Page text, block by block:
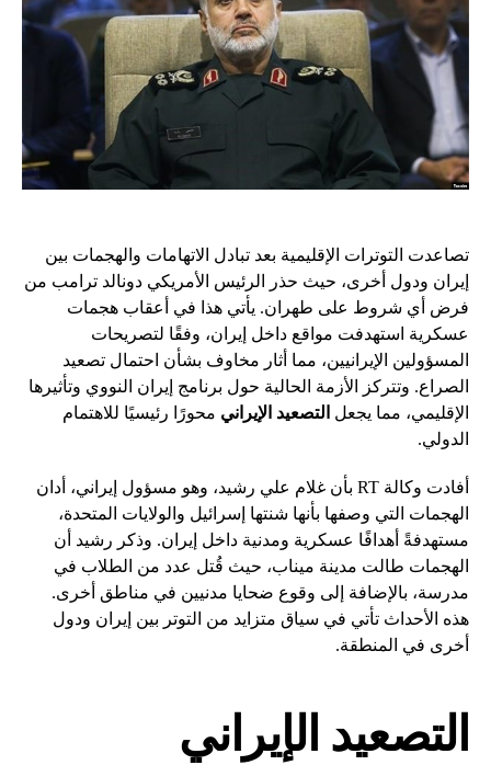
تصاعدت التوترات الإقليمية بعد تبادل الاتهامات والهجمات بين
إيران ودول أخرى، حيث حذر الرئيس الأمريكي دونالد ترامب من
فرض أي شروط على طهران. يأتي هذا في أعقاب هجمات
عسكرية استهدفت مواقع داخل إيران، وفقًا لتصريحات
المسؤولين الإيرانيين، مما أثار مخاوف بشأن احتمال تصعيد
الصراع. وتتركز الأزمة الحالية حول برنامج إيران النووي وتأثيرها
الإقليمي، مما يجعل التصعيد الإيراني محورًا رئيسيًا للاهتمام
الدولي.
أفادت وكالة RT بأن غلام علي رشيد، وهو مسؤول إيراني، أدان
الهجمات التي وصفها بأنها شنتها إسرائيل والولايات المتحدة،
مستهدفةً أهدافًا عسكرية ومدنية داخل إيران. وذكر رشيد أن
الهجمات طالت مدينة ميناب، حيث قُتل عدد من الطلاب في
مدرسة، بالإضافة إلى وقوع ضحايا مدنيين في مناطق أخرى.
هذه الأحداث تأتي في سياق متزايد من التوتر بين إيران ودول
أخرى في المنطقة.
التصعيد الإيراني